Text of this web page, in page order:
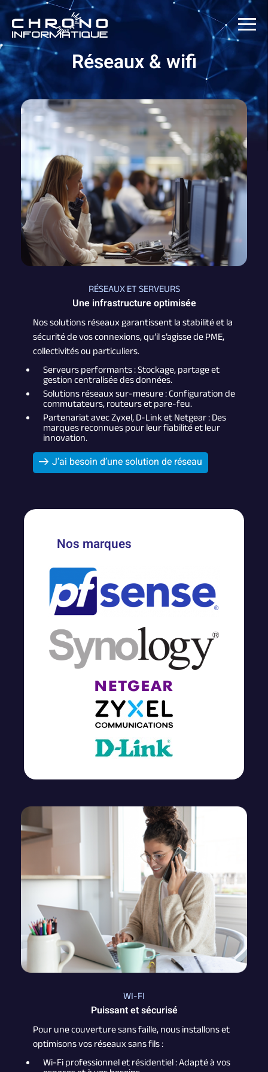
Réseaux & wifi
RÉSEAUX ET SERVEURS
Une infrastructure optimisée
Nos solutions réseaux garantissent la stabilité et la
sécurité de vos connexions, qu’il s’agisse de PME,
collectivités ou particuliers.
Serveurs performants : Stockage, partage et
gestion centralisée des données.
Solutions réseaux sur-mesure : Configuration de
commutateurs, routeurs et pare-feu.
Partenariat avec Zyxel, D-Link et Netgear : Des
marques reconnues pour leur fiabilité et leur
innovation.
J’ai besoin d’une solution de réseau
Nos marques
WI-FI
Puissant et sécurisé
Pour une couverture sans faille, nous installons et
optimisons vos réseaux sans fils :
Wi-Fi professionnel et résidentiel : Adapté à vos